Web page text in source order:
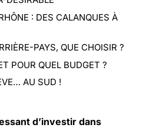
: DES CALANQUES À
PAYS, QUE CHOISIR ?
POUR QUEL BUDGET ?
AU SUD !
d’investir dans